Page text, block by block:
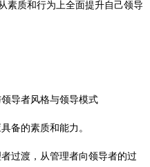
素质和行为上全面提升自己领导
领导者风格与领导模式
备的素质和能力。
过渡，从管理者向领导者的过